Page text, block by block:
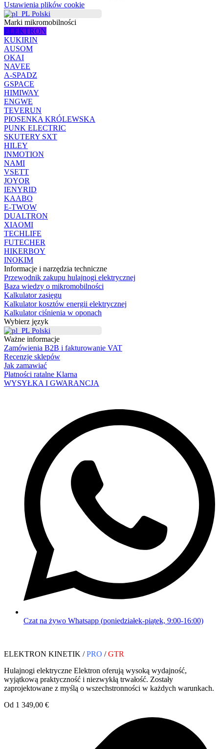
Ustawienia plików cookie
Polski
Marki mikromobilności
ELEKTRON
KUKIRIN
AUSOM
OKAI
NAVEE
A-SPADZ
GSPACE
HIMIWAY
ENGWE
TEVERUN
PIOSENKA KRÓLEWSKA
PUNK ELECTRIC
SKUTERY SXT
HILEY
INMOTION
NAMI
VSETT
JOYOR
IENYRID
KAABO
E-TWOW
DUALTRON
XIAOMI
TECHLIFE
FUTECHER
HIKERBOY
INOKIM
Informacje i narzędzia techniczne
Przewodnik zakupu hulajnogi elektrycznej
Baza wiedzy o mikromobilności
Kalkulator zasięgu
Kalkulator kosztów energii elektrycznej
Kalkulator ciśnienia w oponach
Wybierz język
Polski
Ważne informacje
Zamówienia B2B i fakturowanie VAT
Recenzje sklepów
Jak zamawiać
Płatności ratalne Klarna
WYSYŁKA I GWARANCJA
Czat na żywo Whatsapp (poniedziałek-piątek, 9:00-16:00)
ELEKTRON KINETIK /PRO /GTR
Hulajnogi elektryczne Elektron oferują wysoką wydajność,
wyjątkową praktyczność i niezwykłą trwałość. Zostały
zaprojektowane z myślą o wszechstronności w każdych warunkach.
Od 1 349,00 €